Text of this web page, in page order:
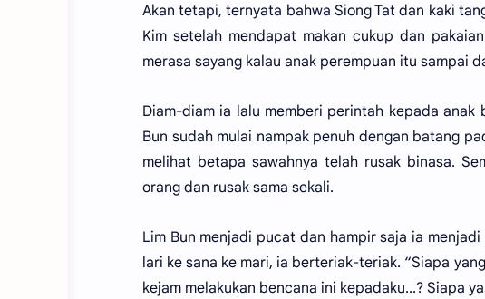
Akan tetapi, ternyata bahwa Siong Tat dan kaki
Kim setelah mendapat makan cukup dan
merasa sayang kalau anak perempuan itu sampai
Diam-diam ia lalu memberi perintah kepada
Bun sudah mulai nampak penuh dengan batang
melihat betapa sawahnya telah rusak binasa.
orang dan rusak sama sekali.
Lim Bun menjadi pucat dan hampir saja ia
lari ke sana ke mari, ia berteriak-teriak. “Siapa
kejam melakukan bencana ini kepadaku...? Siapa